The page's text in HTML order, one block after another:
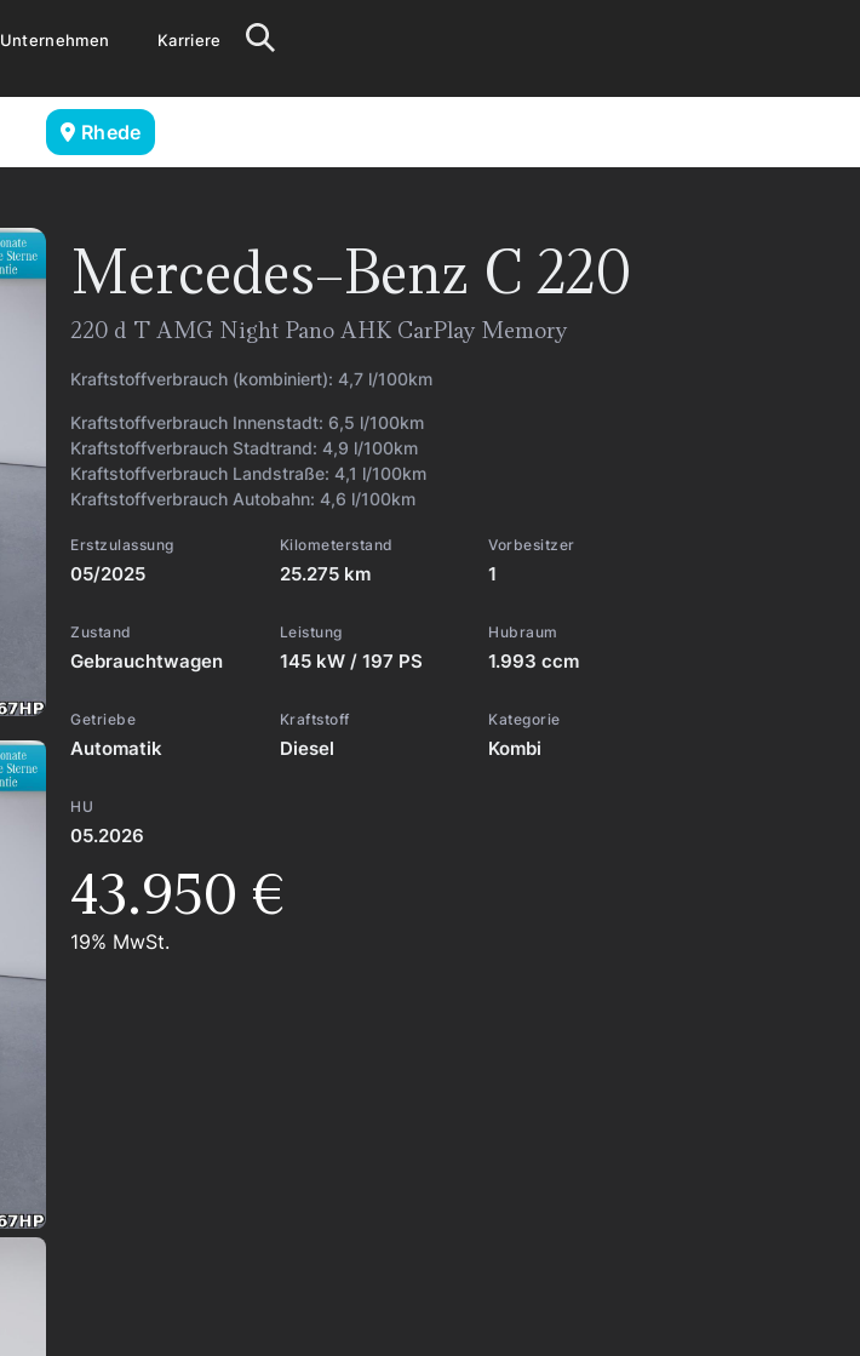
Unternehmen Karriere
Rhede
Mercedes-Benz C 220
220 d T AMG Night Pano AHK CarPlay Memory
Kraftstoffverbrauch (kombiniert): 4,7 l/100km
Kraftstoffverbrauch Innenstadt: 6,5 l/100km
Kraftstoffverbrauch Stadtrand: 4,9 l/100km
Kraftstoffverbrauch Landstraße: 4,1 l/100km
Kraftstoffverbrauch Autobahn: 4,6 l/100km
Erstzulassung
05/2025
Kilometerstand
25.275 km
Vorbesitzer
1
Zustand
Gebrauchtwagen
Leistung
145 kW / 197 PS
Hubraum
1.993 ccm
Getriebe
Automatik
Kraftstoff
Diesel
Kategorie
Kombi
HU
05.2026
43.950 €
19% MwSt.